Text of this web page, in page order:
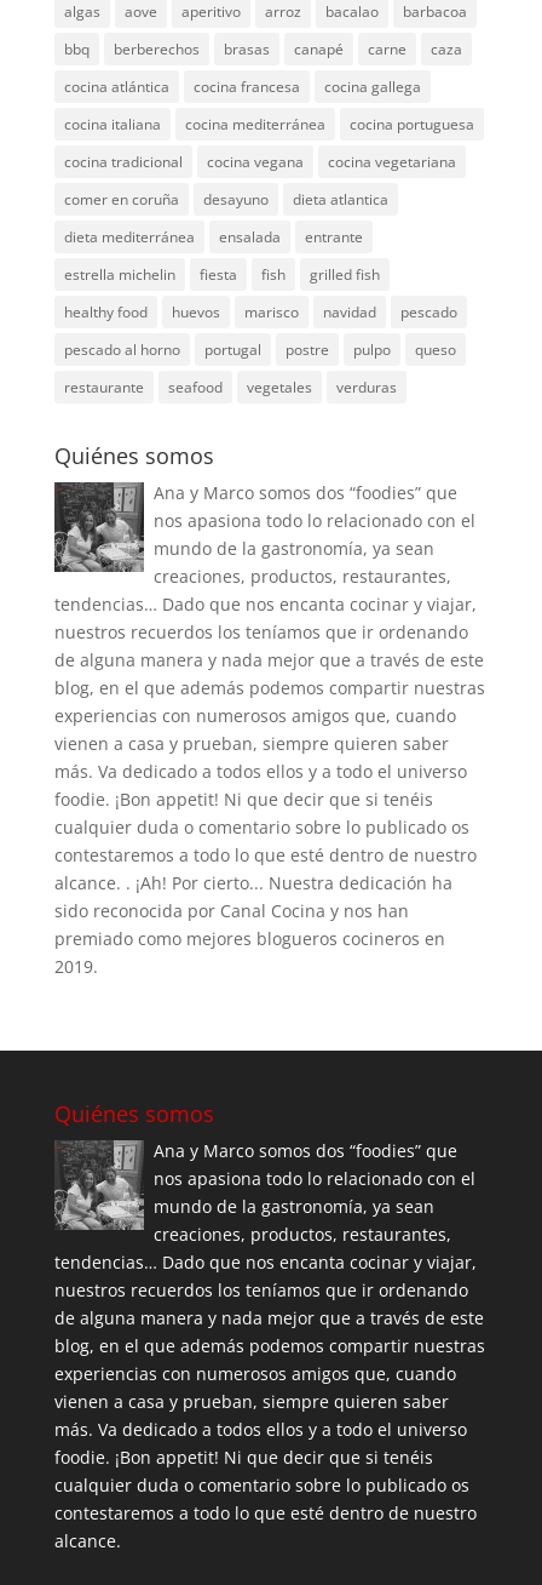
algas aove aperitivo arroz bacalao
barbacoa
bbq
berberechos brasas canapé carne
caza
cocina atlántica
cocina francesa
cocina gallega
cocina italiana
cocina mediterránea
cocina portuguesa
cocina tradicional
cocina vegana
cocina vegetariana
comer en coruña
desayuno
dieta atlantica
dieta mediterránea
ensalada
entrante
estrella michelin
fiesta fish
grilled fish
healthy food
huevos marisco navidad
pescado
pescado al horno
portugal postre pulpo
queso
restaurante
seafood vegetales verduras
Quiénes somos
Ana y Marco somos dos “foodies” que
nos apasiona todo lo relacionado con el
mundo de la gastronomía, ya sean
creaciones, productos, restaurantes,
tendencias… Dado que nos encanta cocinar y viajar,
nuestros recuerdos los teníamos que ir ordenando
de alguna manera y nada mejor que a través de este
blog, en el que además podemos compartir nuestras
experiencias con numerosos amigos que, cuando
vienen a casa y prueban, siempre quieren saber
más. Va dedicado a todos ellos y a todo el universo
foodie. ¡Bon appetit! Ni que decir que si tenéis
cualquier duda o comentario sobre lo publicado os
contestaremos a todo lo que esté dentro de nuestro
alcance. . ¡Ah! Por cierto... Nuestra dedicación ha
sido reconocida por Canal Cocina y nos han
premiado como mejores blogueros cocineros en
2019.
Quiénes somos
Ana y Marco somos dos “foodies” que
nos apasiona todo lo relacionado con el
mundo de la gastronomía, ya sean
creaciones, productos, restaurantes,
tendencias… Dado que nos encanta cocinar y viajar,
nuestros recuerdos los teníamos que ir ordenando
de alguna manera y nada mejor que a través de este
blog, en el que además podemos compartir nuestras
experiencias con numerosos amigos que, cuando
vienen a casa y prueban, siempre quieren saber
más. Va dedicado a todos ellos y a todo el universo
foodie. ¡Bon appetit! Ni que decir que si tenéis
cualquier duda o comentario sobre lo publicado os
contestaremos a todo lo que esté dentro de nuestro
alcance.